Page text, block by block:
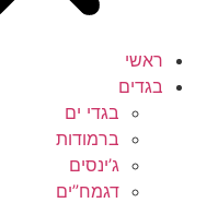
ראשי
בגדים
בגדי ים
ברמודות
ג’ינסים
דגמח”ים